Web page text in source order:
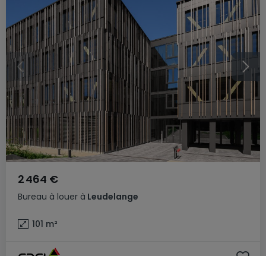
Bureau à louer à Leudelange
2 464 €
101 m²